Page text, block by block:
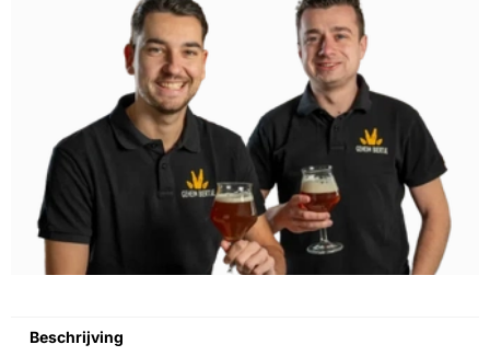
Beschrijving